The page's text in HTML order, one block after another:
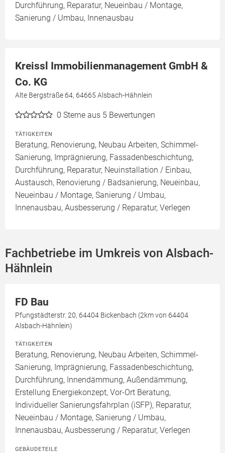
Durchführung, Reparatur, Neueinbau / Montage,
Sanierung / Umbau, Innenausbau
Kreissl Immobilienmanagement GmbH &
Co. KG
Alte Bergstraße 64, 64665 Alsbach-Hähnlein
0 Sterne aus 5 Bewertungen
TÄTIGKEITEN
Beratung, Renovierung, Neubau Arbeiten, Schimmel-
Sanierung, Imprägnierung, Fassadenbeschichtung,
Durchführung, Reparatur, Neuinstallation / Einbau,
Austausch, Renovierung / Badsanierung, Neueinbau,
Neueinbau / Montage, Sanierung / Umbau,
Innenausbau, Ausbesserung / Reparatur, Verlegen
Fachbetriebe im Umkreis von Alsbach-
Hähnlein
FD Bau
Pfungstädterstr. 20, 64404 Bickenbach (2km von 64404
Alsbach-Hähnlein)
TÄTIGKEITEN
Beratung, Renovierung, Neubau Arbeiten, Schimmel-
Sanierung, Imprägnierung, Fassadenbeschichtung,
Durchführung, Innendämmung, Außendämmung,
Erstellung Energiekonzept, Vor-Ort Beratung,
Individueller Sanierungsfahrplan (iSFP), Reparatur,
Neueinbau / Montage, Sanierung / Umbau,
Innenausbau, Ausbesserung / Reparatur, Verlegen
GEBÄUDETEILE